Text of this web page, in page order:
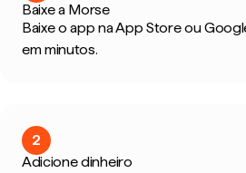
Baixe a Morse
Baixe o app na App Store ou
em minutos.
2
Adicione dinheiro